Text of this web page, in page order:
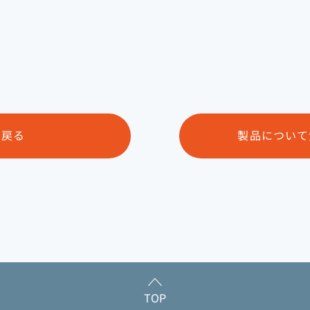
戻る 製品につい
TOP